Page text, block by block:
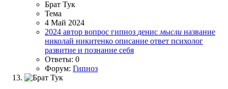
Брат Тук
Тема
4 Май 2024
2024 автор вопрос гипноз денис мысли название
николай никитенко описание ответ психолог
развитие и познание себя
Ответы: 0
Форум: Гипноз